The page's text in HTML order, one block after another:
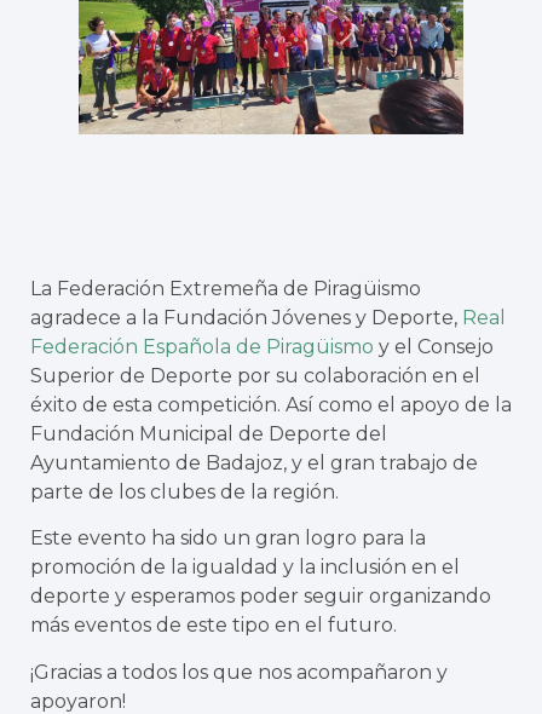
La Federación Extremeña de Piragüismo
agradece a la Fundación Jóvenes y Deporte, Real
Federación Española de Piragüismo y el Consejo
Superior de Deporte por su colaboración en el
éxito de esta competición. Así como el apoyo de la
Fundación Municipal de Deporte del
Ayuntamiento de Badajoz, y el gran trabajo de
parte de los clubes de la región.
Este evento ha sido un gran logro para la
promoción de la igualdad y la inclusión en el
deporte y esperamos poder seguir organizando
más eventos de este tipo en el futuro.
¡Gracias a todos los que nos acompañaron y
apoyaron!